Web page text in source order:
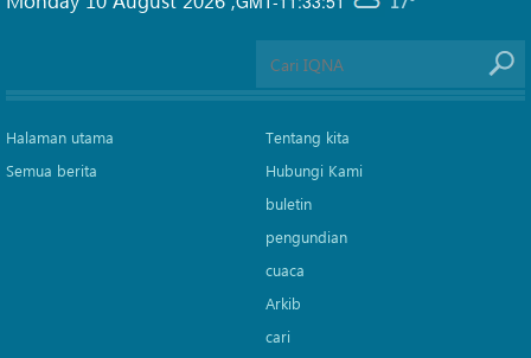
Halaman utama
Semua berita
Tentang kita
Hubungi Kami
buletin
pengundian
cuaca
Arkib
cari